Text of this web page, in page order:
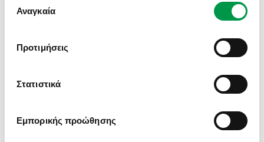
χρήση των υπηρεσιών τους.
συγκατάθεσης
Αναγκαία
Προτιμήσεις
Στατιστικά
Εμπορικής προώθησης
APPLICATION ERROR: A CLIENT-SIDE EXCEPTION HAS